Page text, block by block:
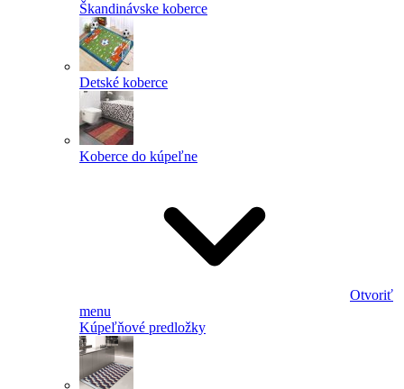
Škandinávske koberce
Detské koberce
Koberce do kúpeľne
Otvoriť
menu
Kúpeľňové predložky